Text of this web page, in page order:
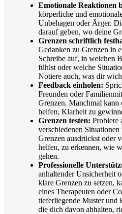
Emotionale Reaktionen
körperliche und
Unbehagen oder Ärger.
darauf geben, wo deine
Grenzen schriftlich
Gedanken zu Grenzen in
Schreibe auf, in welchen
fühlst oder welche
Notiere auch, was dir
Feedback einholen:
Freunden oder
Grenzen. Manchmal kann
helfen, Klarheit zu
Grenzen testen: Probiere
verschiedenen
Grenzen ausdrückst oder
helfen, zu erkennen, wie
gehen.
Professionelle
anhaltender Unsicherheit
klare Grenzen zu setzen,
eines Therapeuten oder
tieferliegende Muster und
die dich davon abhalten,